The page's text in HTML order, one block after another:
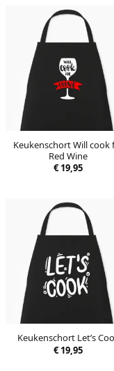
Keukenschort Will cook
Red Wine
€19,95
Keukenschort Let’s
€19,95